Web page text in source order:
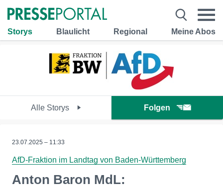
Storys Blaulicht Regional Meine Abos
Alle Storys Folgen
23.07.2025 – 11:33
AfD-Fraktion im Landtag von Baden-Württemberg
Anton Baron MdL: